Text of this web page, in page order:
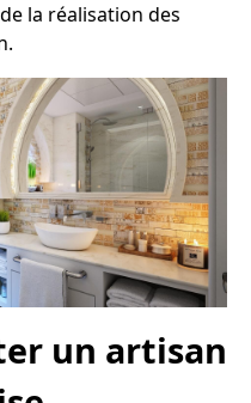
la réalisation des
un artisan